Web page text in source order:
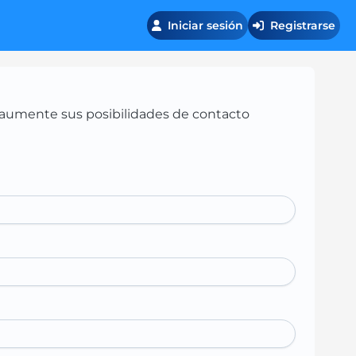
Iniciar sesión Registrarse
sus posibilidades de contacto